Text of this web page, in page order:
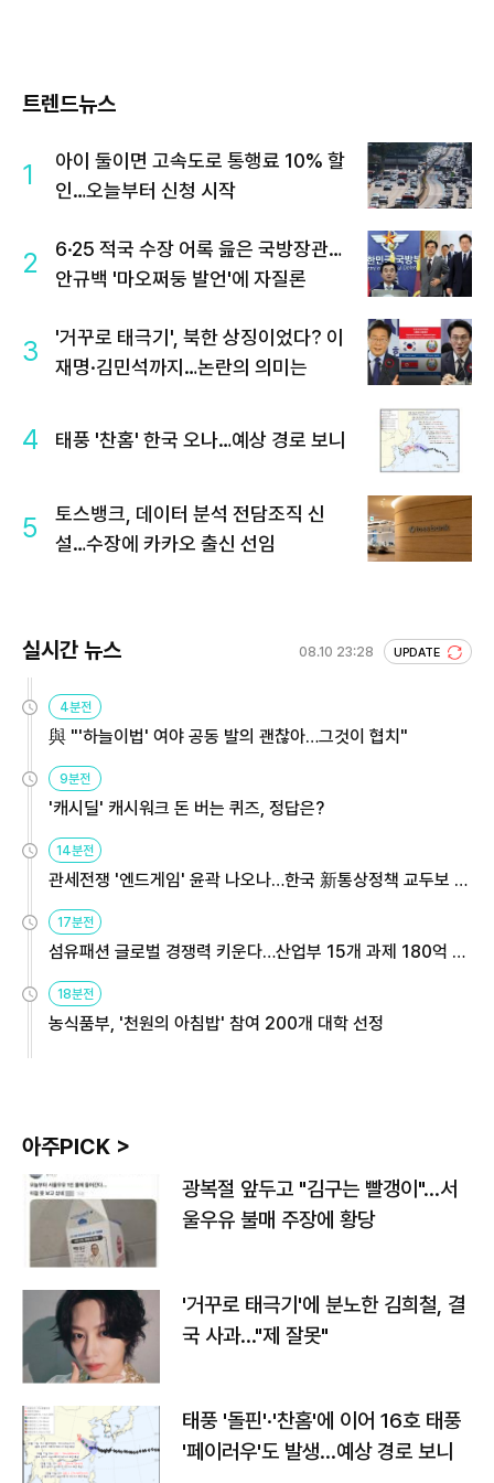
트렌드뉴스
1
아이 둘이면 고속도로 통행료 10% 할
인…오늘부터 신청 시작
2
6·25 적국 수장 어록 읊은 국방장관…
안규백 '마오쩌둥 발언'에 자질론
3
'거꾸로 태극기', 북한 상징이었다? 이
재명·김민석까지…논란의 의미는
4 태풍 '찬홈' 한국 오나…예상 경로 보니
5
토스뱅크, 데이터 분석 전담조직 신
설…수장에 카카오 출신 선임
실시간 뉴스 08.10 23:28 UPDATE
4분전
與 "'하늘이법' 여야 공동 발의 괜찮아…그것이 협치"
9분전
'캐시딜' 캐시워크 돈 버는 퀴즈, 정답은?
14분전
관세전쟁 '엔드게임' 윤곽 나오나…한국 新통상정책 교두보 활
17분전
섬유패션 글로벌 경쟁력 키운다…산업부 15개 과제 180억 지
18분전
농식품부, '천원의 아침밥' 참여 200개 대학 선정
아주PICK >
광복절 앞두고 "김구는 빨갱이"…서
울우유 불매 주장에 황당
'거꾸로 태극기'에 분노한 김희철, 결
국 사과…"제 잘못"
태풍 '돌핀'·'찬홈'에 이어 16호 태풍
'페이러우'도 발생…예상 경로 보니